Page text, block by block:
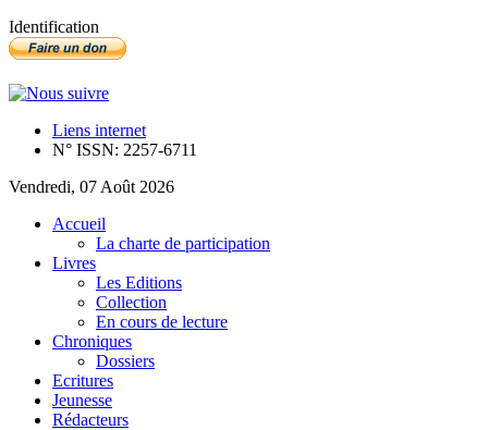
Identification
Liens internet
N° ISSN: 2257-6711
Vendredi, 07 Août 2026
Accueil
La charte de participation
Livres
Les Editions
Collection
En cours de lecture
Chroniques
Dossiers
Ecritures
Jeunesse
Rédacteurs